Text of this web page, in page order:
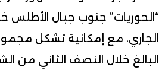
“الحوريات” جنوب جبال الأطلس
الجاري، مع إمكانية تشكل
البالغ خلال النصف الثاني من